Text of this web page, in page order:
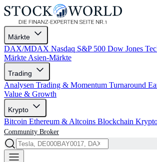
Märkte
DAX/MDAX Nasdaq S&P 500 Dow Jones
Märkte Asien-Märkte
Trading
Analysen Trading & Momentum Turnaround
Value & Growth
Krypto
Bitcoin Ethereum & Altcoins Blockchain
Community Broker